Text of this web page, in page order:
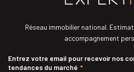
Réseau immobilier national.
accompagnement
Entrez votre email pour recevoir nos
tendances du marché *